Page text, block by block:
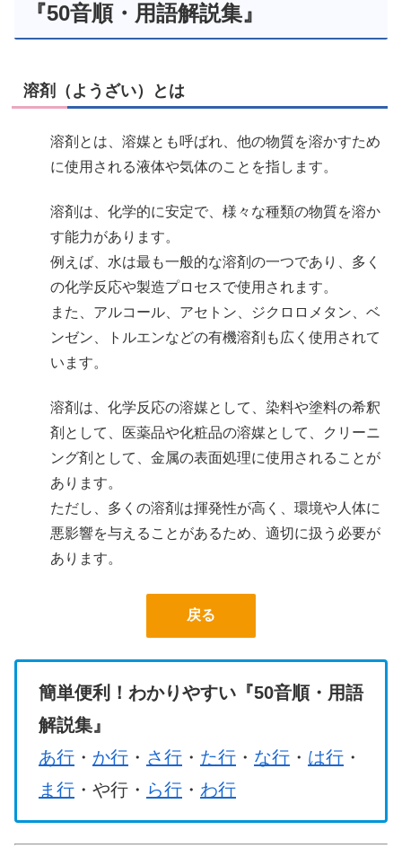
『50音順・用語解説集』
溶剤（ようざい）とは
溶剤とは、溶媒とも呼ばれ、他の物質を溶かすため
に使用される液体や気体のことを指します。
溶剤は、化学的に安定で、様々な種類の物質を溶か
す能力があります。
例えば、水は最も一般的な溶剤の一つであり、多く
の化学反応や製造プロセスで使用されます。
また、アルコール、アセトン、ジクロロメタン、ベ
ンゼン、トルエンなどの有機溶剤も広く使用されて
います。
溶剤は、化学反応の溶媒として、染料や塗料の希釈
剤として、医薬品や化粧品の溶媒として、クリーニ
ング剤として、金属の表面処理に使用されることが
あります。
ただし、多くの溶剤は揮発性が高く、環境や人体に
悪影響を与えることがあるため、適切に扱う必要が
あります。
戻る
簡単便利！わかりやすい『50音順・用語
解説集』
あ行 ・ か行 ・ さ行 ・ た行 ・ な行 ・ は行 ・
ま行 ・や行・ ら行 ・ わ行